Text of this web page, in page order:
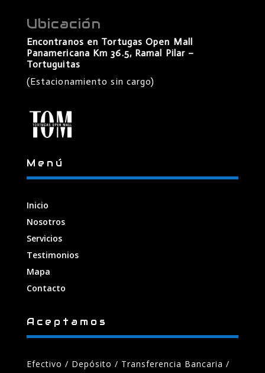
Ubicación
Encontranos en Tortugas Open Mall
Panamericana Km 36.5, Ramal Pilar –
Tortuguitas
(Estacionamiento sin cargo)
Menú
Inicio
Nosotros
Servicios
Testimonios
Mapa
Contacto
Aceptamos
Efectivo / Depósito / Transferencia Bancaria /